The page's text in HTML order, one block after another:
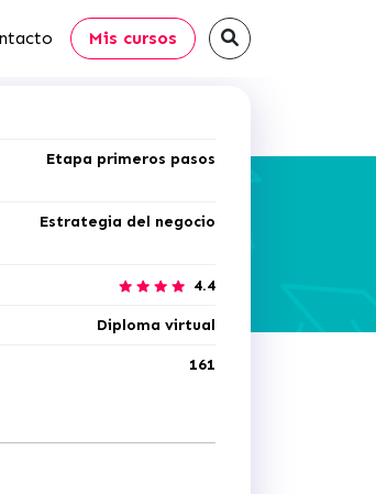
Mis cursos
Etapa primeros pasos
Estrategia del negocio
4.4
Diploma virtual
161